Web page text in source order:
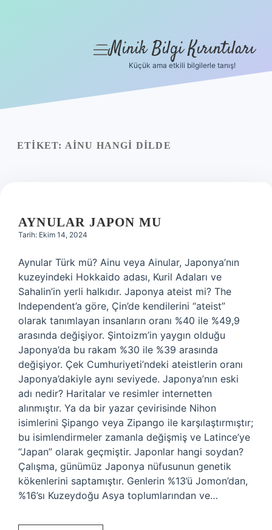
Yasal Uyarı
menüyü
Minik Bilgi Kırıntıları
Küçük ama etkili bilgilerle tanış!
ETIKET: AINU HANGI DILDE
AYNULAR JAPON MU
Tarih: Ekim 14, 2024
Aynular Türk mü? Ainu veya Ainular, Japonya’nın
kuzeyindeki Hokkaido adası, Kuril Adaları ve
Sahalin’in yerli halkıdır. Japonya ateist mi? The
Independent’a göre, Çin’de kendilerini “ateist”
olarak tanımlayan insanların oranı %40 ile %49,9
arasında değişiyor. Şintoizm’in yaygın olduğu
Japonya’da bu rakam %30 ile %39 arasında
değişiyor. Çek Cumhuriyeti’ndeki ateistlerin oranı
Japonya’dakiyle aynı seviyede. Japonya’nın eski
adı nedir? Haritalar ve resimler internetten
alınmıştır. Ya da bir yazar çevirisinde Nihon
isimlerini Şipango veya Zipango ile karşılaştırmıştır;
bu isimlendirmeler zamanla değişmiş ve Latince’ye
“Japan” olarak geçmiştir. Japonlar hangi soydan?
Çalışma, günümüz Japonya nüfusunun genetik
kökenlerini saptamıştır. Genlerin %13’ü Jomon’dan,
%16’sı Kuzeydoğu Asya toplumlarından ve…